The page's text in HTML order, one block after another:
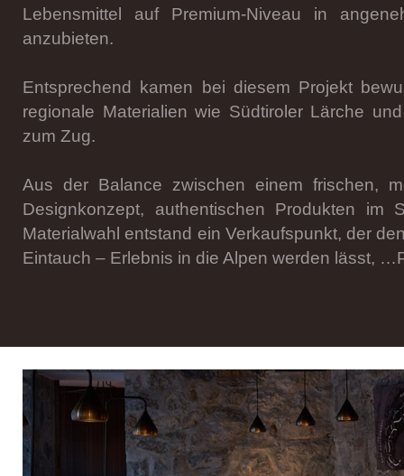
Lebensmittel auf Premium-Niveau in
anzubieten.
Entsprechend kamen bei diesem Projekt
regionale Materialien wie Südtiroler Lärche
zum Zug.
Aus der Balance zwischen einem frischen,
Designkonzept, authentischen Produkten im
Materialwahl entstand ein Verkaufspunkt, der
Eintauch – Erlebnis in die Alpen werden lässt,